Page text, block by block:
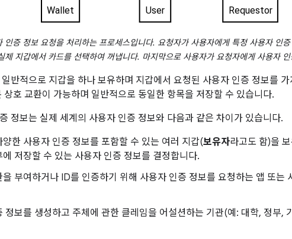
증 정보 요청을 처리하는 프로세스입니다. 요청자가 사용자에게 특정 사용자 인
제 지갑에서 카드를 선택하여 꺼냅니다. 마지막으로 사용자가 요청자에게 사용자
반적으로 지갑을 하나 보유하며 지갑에서 요청된 사용자 인증 정보를
상호 교환이 가능하며 일반적으로 동일한 항목을 저장할 수 있습니다.
정보는 실제 세계의 사용자 인증 정보와 다음과 같은 차이가 있습니다.
한 사용자 인증 정보를 포함할 수 있는 여러 지갑(보유자라고도 함)을
저장할 수 있는 사용자 인증 정보를 결정합니다.
부여하거나 ID를 인증하기 위해 사용자 인증 정보를 요청하는 앱 또는
정보를 생성하고 주체에 관한 클레임을 어설션하는 기관(예: 대학, 정부,